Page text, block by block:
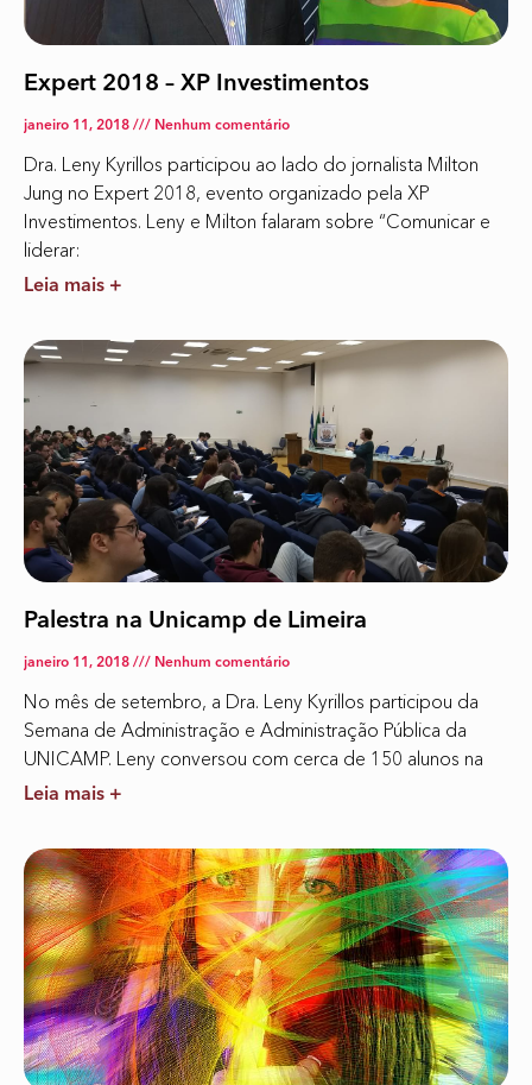
Expert 2018 – XP Investimentos
janeiro 11, 2018 Nenhum comentário
Dra. Leny Kyrillos participou ao lado do jornalista Milton
Jung no Expert 2018, evento organizado pela XP
Investimentos. Leny e Milton falaram sobre “Comunicar e
liderar:
Leia mais +
Palestra na Unicamp de Limeira
janeiro 11, 2018 Nenhum comentário
No mês de setembro, a Dra. Leny Kyrillos participou da
Semana de Administração e Administração Pública da
UNICAMP. Leny conversou com cerca de 150 alunos na
Leia mais +